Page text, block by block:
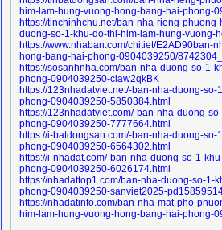
him-lam-hung-vuong-hong-bang-hai-phong-
https://tinchinhchu.net/ban-nha-rieng-
duong-so-1-khu-do-thi-him-lam-hung-
https://www.nhaban.com/chitiet/
hong-bang-hai-phong-0904039250/
https://sosanhnha.com/ban-nha-duong-so-
phong-0904039250-claw2qkBK
https://123nhadatviet.net/-ban-nha-duong-
phong-0904039250-5850384.html
https://123nhadatviet.com/-ban-nha-duong-
phong-0904039250-7777664.html
https://i-batdongsan.com/-ban-nha-duong-
phong-0904039250-6564302.html
https://i-nhadat.com/-ban-nha-duong-so-1-
phong-0904039250-6026174.html
https://nhadattop1.com/ban-nha-duong-so-
phong-0904039250-sanviet2025-
https://nhadatinfo.com/ban-nha-mat-pho-
him-lam-hung-vuong-hong-bang-hai-phong-